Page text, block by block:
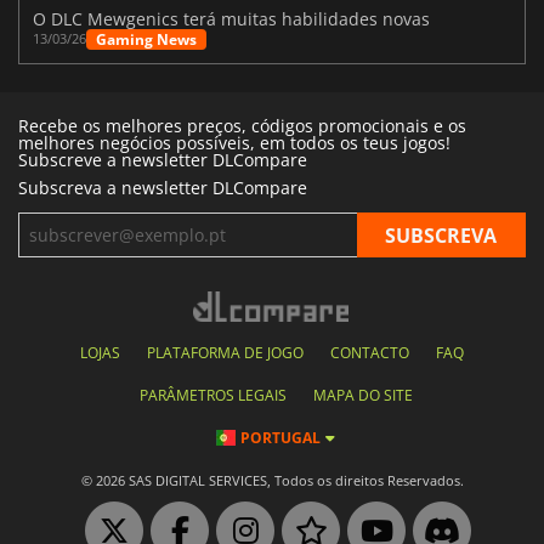
O DLC Mewgenics terá muitas habilidades novas
13/03/26 Gaming News
Recebe os melhores preços, códigos promocionais e os
melhores negócios possíveis, em todos os teus jogos!
Subscreve a newsletter DLCompare
Subscreva a newsletter DLCompare
LOJAS PLATAFORMA DE JOGO CONTACTO FAQ
PARÂMETROS LEGAIS MAPA DO SITE
PORTUGAL
© 2026 SAS DIGITAL SERVICES, Todos os direitos Reservados.